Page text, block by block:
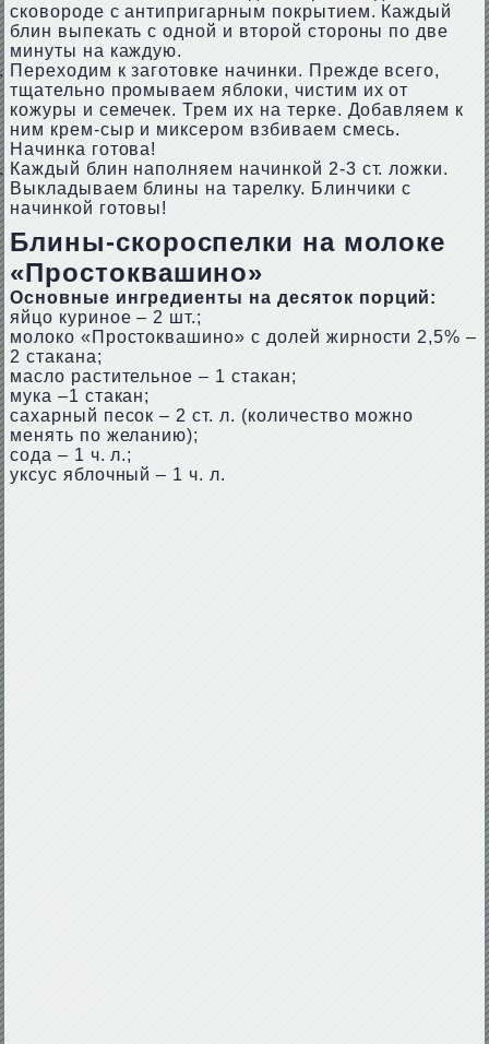
сковороде с антипригарным покрытием. Каждый
блин выпекать с одной и второй стороны по две
минуты на каждую.
Переходим к заготовке начинки. Прежде всего,
тщательно промываем яблоки, чистим их от
кожуры и семечек. Трем их на терке. Добавляем к
ним крем-сыр и миксером взбиваем смесь.
Начинка готова!
Каждый блин наполняем начинкой 2-3 ст. ложки.
Выкладываем блины на тарелку. Блинчики с
начинкой готовы!
Блины-скороспелки на молоке
«Простоквашино»
Основные ингредиенты на десяток порций:
яйцо куриное – 2 шт.;
молоко «Простоквашино» с долей жирности 2,5% –
2 стакана;
масло растительное – 1 стакан;
мука –1 стакан;
сахарный песок – 2 ст. л. (количество можно
менять по желанию);
сода – 1 ч. л.;
уксус яблочный – 1 ч. л.